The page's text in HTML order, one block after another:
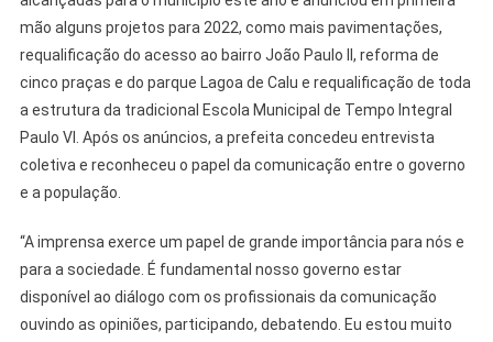
mão alguns projetos para 2022, como mais pavimentações,
requalificação do acesso ao bairro João Paulo II, reforma de
cinco praças e do parque Lagoa de Calu e requalificação de toda
a estrutura da tradicional Escola Municipal de Tempo Integral
Paulo VI. Após os anúncios, a prefeita concedeu entrevista
coletiva e reconheceu o papel da comunicação entre o governo
e a população.
“A imprensa exerce um papel de grande importância para nós e
para a sociedade. É fundamental nosso governo estar
disponível ao diálogo com os profissionais da comunicação
ouvindo as opiniões, participando, debatendo. Eu estou muito